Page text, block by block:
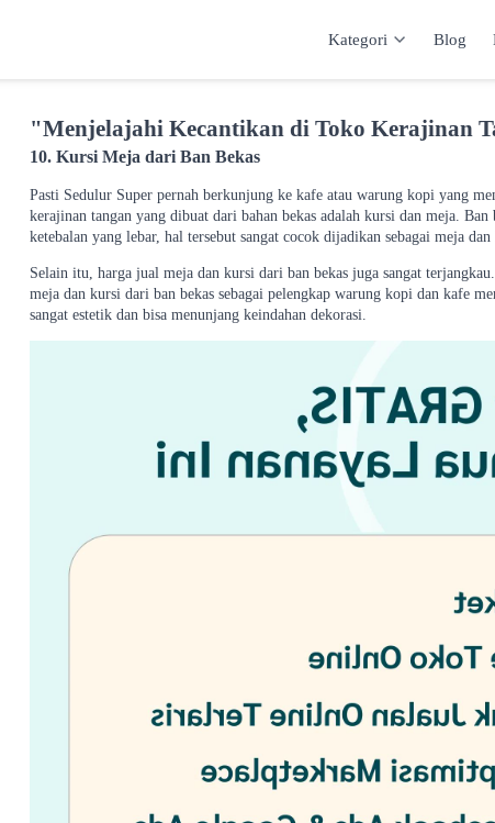
Kategori Blog
"Menjelajahi Kecantikan di Toko Kerajinan
10. Kursi Meja dari Ban Bekas
Pasti Sedulur Super pernah berkunjung ke kafe atau warung kopi yang
kerajinan tangan yang dibuat dari bahan bekas adalah kursi dan meja.
ketebalan yang lebar, hal tersebut sangat cocok dijadikan sebagai meja
Selain itu, harga jual meja dan kursi dari ban bekas juga sangat
meja dan kursi dari ban bekas sebagai pelengkap warung kopi dan kafe
sangat estetik dan bisa menunjang keindahan dekorasi.